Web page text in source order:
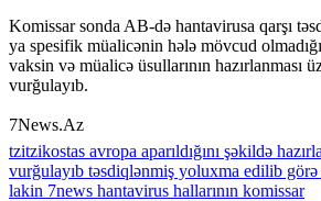
Komissar sonda AB-də hantavirusa qarşı
ya spesifik müalicənin hələ mövcud
vaksin və müalicə üsullarının hazırlanması
vurğulayıb.
7News.Az
tzitzikostas avropa aparıldığını şəkildə
vurğulayıb təsdiqlənmiş yoluxma edilib görə
lakin 7news hantavirus hallarının komissar